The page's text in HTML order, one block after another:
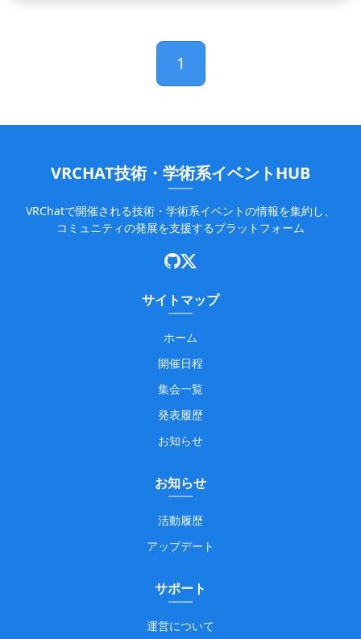
1
VRCHAT技術・学術系イベントHUB
VRChatで開催される技術・学術系イベントの情報を集約し、
コミュニティの発展を支援するプラットフォーム
サイトマップ
ホーム
開催日程
集会一覧
発表履歴
お知らせ
お知らせ
活動履歴
アップデート
サポート
運営について